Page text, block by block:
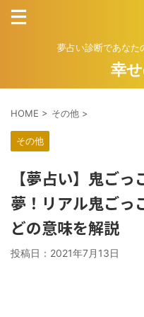
夢占い診断であなた
幸
HOME > その他 >
その他
【夢占い】鬼ご
夢！リアル鬼ごっ
どの意味を解説
投稿日： 2021年7月13日